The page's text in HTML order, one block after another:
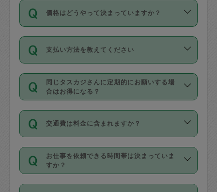
依頼1回につき3時間固定です。3時間を
超えて依頼したい場合は、延長機能をご
利用ください。機能をご利用いただくに
の上事前申請することが必要です。な
お、3時間を下回っても、値引き等はござ
いません。
価格はどうやって決まっていますか？
11種類の価格帯の中からタスカジさん自
身が価格を選んで設定しています。
タスカジさんの価格設定には最初は制限
があり、レビュー件数、レビューの平均
値、などで除々に設定可能な最高額が上
がっていく仕組みになっています。
支払い方法を教えてください
お支払方法はクレジットカード（Visa／
Master／JCB／AMERICAN EXPRESS／
Diners Club）のみとなります。
を行う際にご入力ください。プロフィー
ル登録時にはご入力いただかなくても大
丈夫です。
デビットカード・プリペイドカード（Vプ
リカ、au WALLETなど）は支払にはご利
同じタスカジさんに定期的にお願いする場
合はお得になる？
依頼には「スポット」と「定期（毎週｜
隔週）」があり、「定期」の依頼は「ス
ポット」よりお得な料金でご利用できま
す。
定期の最低利用回数は設けていない代わ
りに、一定数を超えたキャンセルは有償
交通費は料金に含まれますか？
交通費は依頼料金とは別途発生し、依頼
料金のご請求と合わせてお支払いとなり
ます。交通費の金額は「依頼の詳細」に
お仕事を依頼できる時間帯は決まっていま
すか？
時間帯は3種類あります。いずれも１回あ